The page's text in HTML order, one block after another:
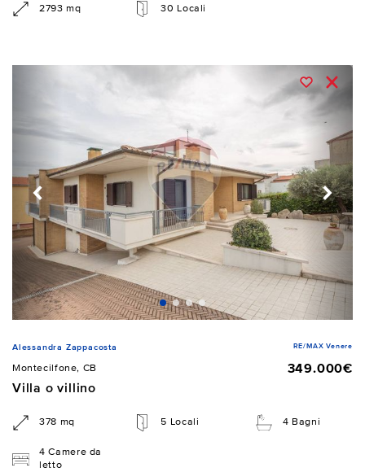
2793 mq 30 Locali
Alessandra Zappacosta RE/MAX Venere
Montecilfone, CB
349.000€
Villa o villino
378 mq 5 Locali 4 Bagni
4 Camere da
letto